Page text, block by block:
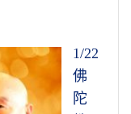
1/22
佛
陀